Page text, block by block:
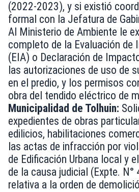
(2022-2023), y si existió
formal con la Jefatura de
Al Ministerio de Ambiente le
completo de la Evaluación de
(EIA) o Declaración de
las autorizaciones de uso de
en el predio, y los permisos
obra del tendido eléctrico de
Municipalidad de Tolhuin:
expedientes de obras
edilicios, habilitaciones
las actas de infracción por
de Edificación Urbana local y
de la causa judicial (Expte.
relativa a la orden de